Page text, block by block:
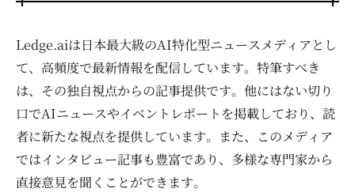
Ledge.aiは日本最大級のAI特化型ニュースメディアとし
て、高頻度で最新情報を配信しています。特筆すべき
は、その独自視点からの記事提供です。他にはない切り
口でAIニュースやイベントレポートを掲載しており、読
者に新たな視点を提供しています。また、このメディア
ではインタビュー記事も豊富であり、多様な専門家から
直接意見を聞くことができます。